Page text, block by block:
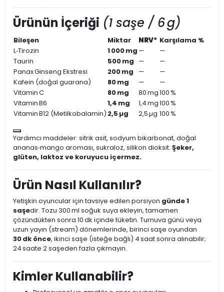
Ürünün İçeriği (1 saşe / 6 g)
Bileşen Miktar NRV* Karşılama %
L‑Tirozin
1 000 mg —
—
Taurin
500 mg —
—
Panax Ginseng Ekstresi
200 mg —
—
Kafein (doğal guarana)
80 mg —
—
Vitamin C
80 mg 80 mg100 %
Vitamin B6
1,4 mg 1,4 mg100 %
Vitamin B12 (Metilkobalamin) 2,5 µg 2,5 µg 100 %
Yardımcı maddeler: sitrik asit, sodyum bikarbonat, doğal
ananas‑mango aroması, sukraloz, silikon dioksit. Şeker,
glüten, laktoz ve koruyucu içermez.
Ürün Nasıl Kullanılır?
Yetişkin oyuncular için tavsiye edilen porsiyon günde 1
saşedir. Tozu 300 ml soğuk suya ekleyin, tamamen
çözündükten sonra 10 dk içinde tüketin. Turnuva günü veya
uzun yayın (stream) dönemlerinde, birinci saşe oyundan
30 dk önce, ikinci saşe (isteğe bağlı) 4 saat sonra alınabilir;
24 saate 2 saşeden fazla çıkmayın.
Kimler Kullanabilir?